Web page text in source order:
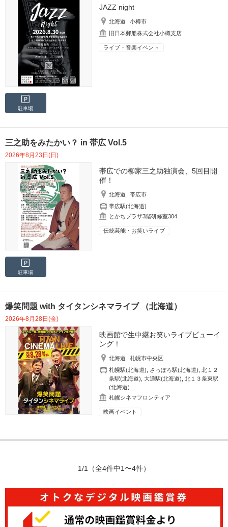
JAZZ night
北海道
小樽市
旧日本郵船株式会社小樽支店
ライブ・音楽イベント
駐車場
三之助をみたかい？ in 帯広 Vol.5
2026年8月23日(日)
帯広での柳家三之助独演会、5回目開
催！
北海道
帯広市
帯広駅(北海道)
とかちプラザ3階研修室304
伝統芸能・お笑いライブ
駐車場
爆笑問題 with タイタンシネマライブ （北海道）
2026年8月28日(金)
映画館で生中継お笑いライブビューイ
ング！
北海道
札幌市中央区
札幌駅(北海道), さっぽろ駅(北海道),北１２
条駅(北海道),大通駅(北海道),北１３条東駅
(北海道)
札幌シネマフロンティア
映画イベント
1/1 （全4件中1〜4件）